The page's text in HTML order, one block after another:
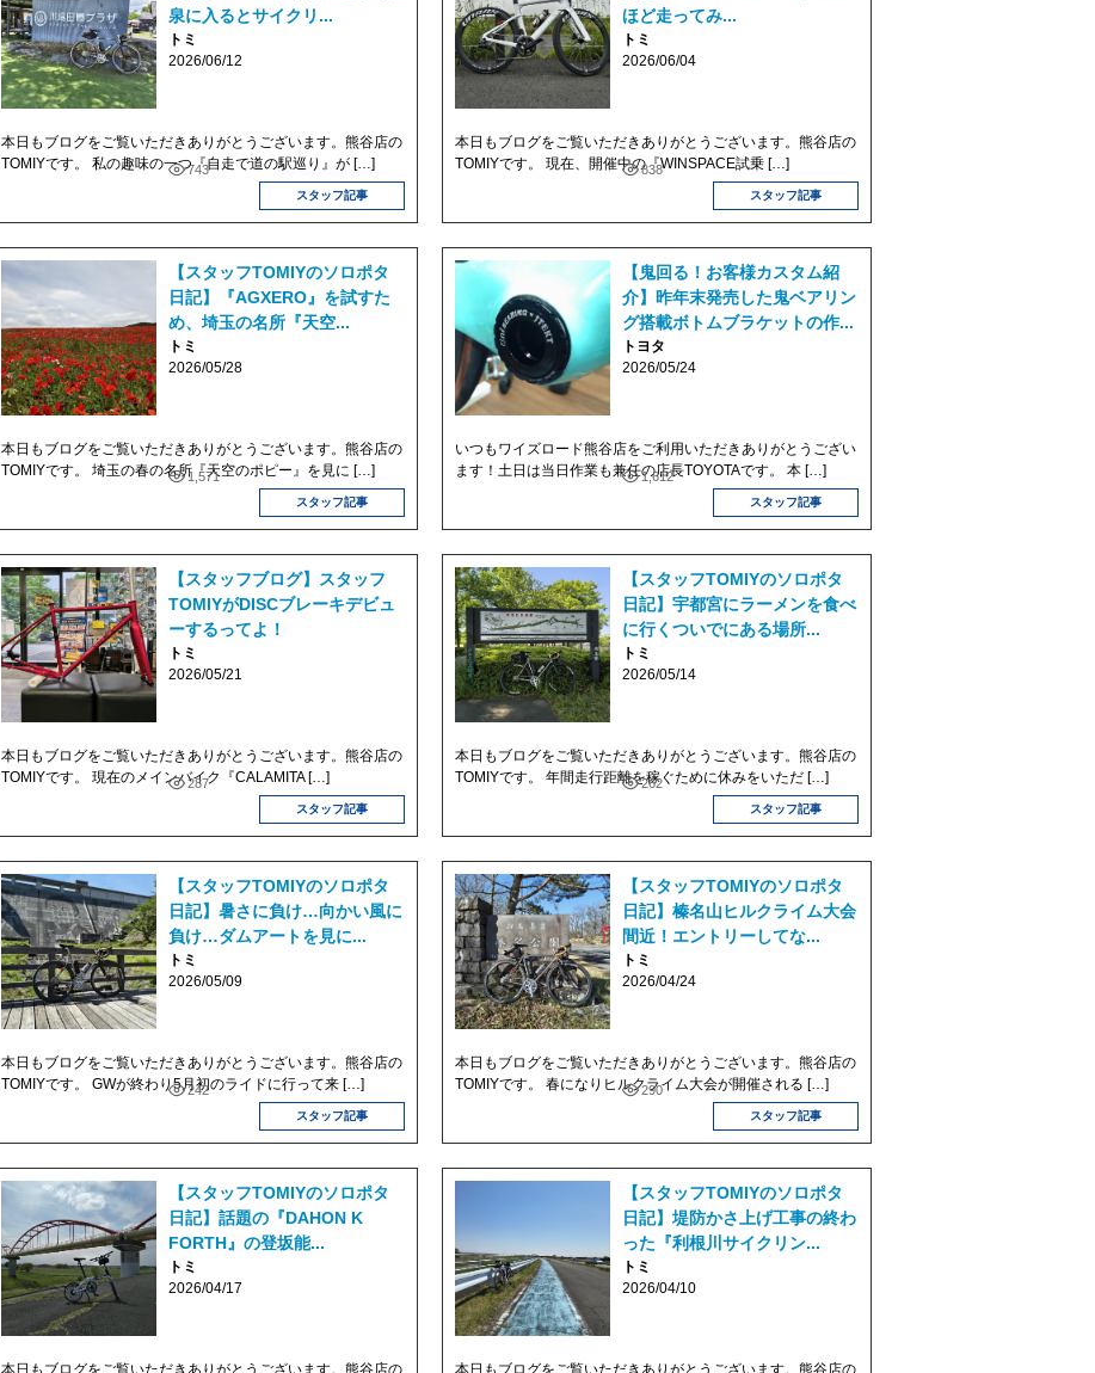
泉に入るとサイクリ...
トミ
2026/06/12
743
スタッフ記事
本日もブログをご覧いただきありがとうございます。熊谷店の
TOMIYです。 私の趣味の一つ『自走で道の駅巡り』が […]
ほど走ってみ...
トミ
2026/06/04
838
スタッフ記事
本日もブログをご覧いただきありがとうございます。熊谷店の
TOMIYです。 現在、開催中の『WINSPACE試乗 […]
【スタッフTOMIYのソロポタ
日記】『AGXERO』を試すた
め、埼玉の名所『天空...
トミ
2026/05/28
1,571
スタッフ記事
本日もブログをご覧いただきありがとうございます。熊谷店の
TOMIYです。 埼玉の春の名所『天空のポピー』を見に […]
【鬼回る！お客様カスタム紹
介】昨年末発売した鬼ベアリン
グ搭載ボトムブラケットの作...
トヨタ
2026/05/24
1,612
スタッフ記事
いつもワイズロード熊谷店をご利用いただきありがとうござい
ます！土日は当日作業も兼任の店長TOYOTAです。 本 […]
【スタッフブログ】スタッフ
TOMIYがDISCブレーキデビュ
ーするってよ！
トミ
2026/05/21
287
スタッフ記事
本日もブログをご覧いただきありがとうございます。熊谷店の
TOMIYです。 現在のメインバイク『CALAMITA […]
【スタッフTOMIYのソロポタ
日記】宇都宮にラーメンを食べ
に行くついでにある場所...
トミ
2026/05/14
262
スタッフ記事
本日もブログをご覧いただきありがとうございます。熊谷店の
TOMIYです。 年間走行距離を稼ぐために休みをいただ […]
【スタッフTOMIYのソロポタ
日記】暑さに負け…向かい風に
負け…ダムアートを見に...
トミ
2026/05/09
242
スタッフ記事
本日もブログをご覧いただきありがとうございます。熊谷店の
TOMIYです。 GWが終わり5月初のライドに行って来 […]
【スタッフTOMIYのソロポタ
日記】榛名山ヒルクライム大会
間近！エントリーしてな...
トミ
2026/04/24
290
スタッフ記事
本日もブログをご覧いただきありがとうございます。熊谷店の
TOMIYです。 春になりヒルクライム大会が開催される […]
【スタッフTOMIYのソロポタ
日記】話題の『DAHON K
FORTH』の登坂能...
トミ
2026/04/17
本日もブログをご覧いただきありがとうございます。熊谷店の
【スタッフTOMIYのソロポタ
日記】堤防かさ上げ工事の終わ
った『利根川サイクリン...
トミ
2026/04/10
本日もブログをご覧いただきありがとうございます。熊谷店の